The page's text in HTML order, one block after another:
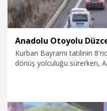
Kurban Bayramı tatilinin
dönüş yolculuğu sürerken,